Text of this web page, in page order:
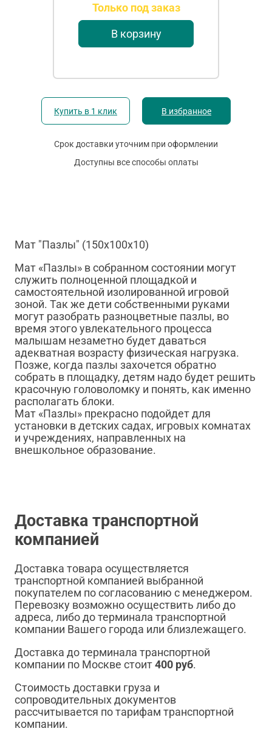
Только под заказ
В корзину
Купить в 1 клик В избранное
Срок доставки уточним при оформлении
Доступны все способы оплаты
Мат "Пазлы" (150х100х10)
Мат «Пазлы» в собранном состоянии могут
служить полноценной площадкой и
самостоятельной изолированной игровой
зоной. Так же дети собственными руками
могут разобрать разноцветные пазлы, во
время этого увлекательного процесса
малышам незаметно будет даваться
адекватная возрасту физическая нагрузка.
Позже, когда пазлы захочется обратно
собрать в площадку, детям надо будет решить
красочную головоломку и понять, как именно
располагать блоки.
Мат «Пазлы» прекрасно подойдет для
установки в детских садах, игровых комнатах
и учреждениях, направленных на
внешкольное образование.
Доставка транспортной
компанией
Доставка товара осуществляется
транспортной компанией выбранной
покупателем по согласованию с менеджером.
Перевозку возможно осуществить либо до
адреса, либо до терминала транспортной
компании Вашего города или близлежащего.
Доставка до терминала транспортной
компании по Москве стоит400 руб.
Стоимость доставки груза и
сопроводительных документов
рассчитывается по тарифам транспортной
компании.